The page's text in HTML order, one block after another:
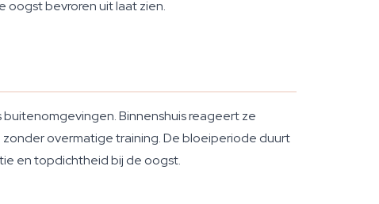
oogst bevroren uit laat zien.
Binnenshuis reageert ze
overmatige training. De bloeiperiode duurt
en topdichtheid bij de oogst.